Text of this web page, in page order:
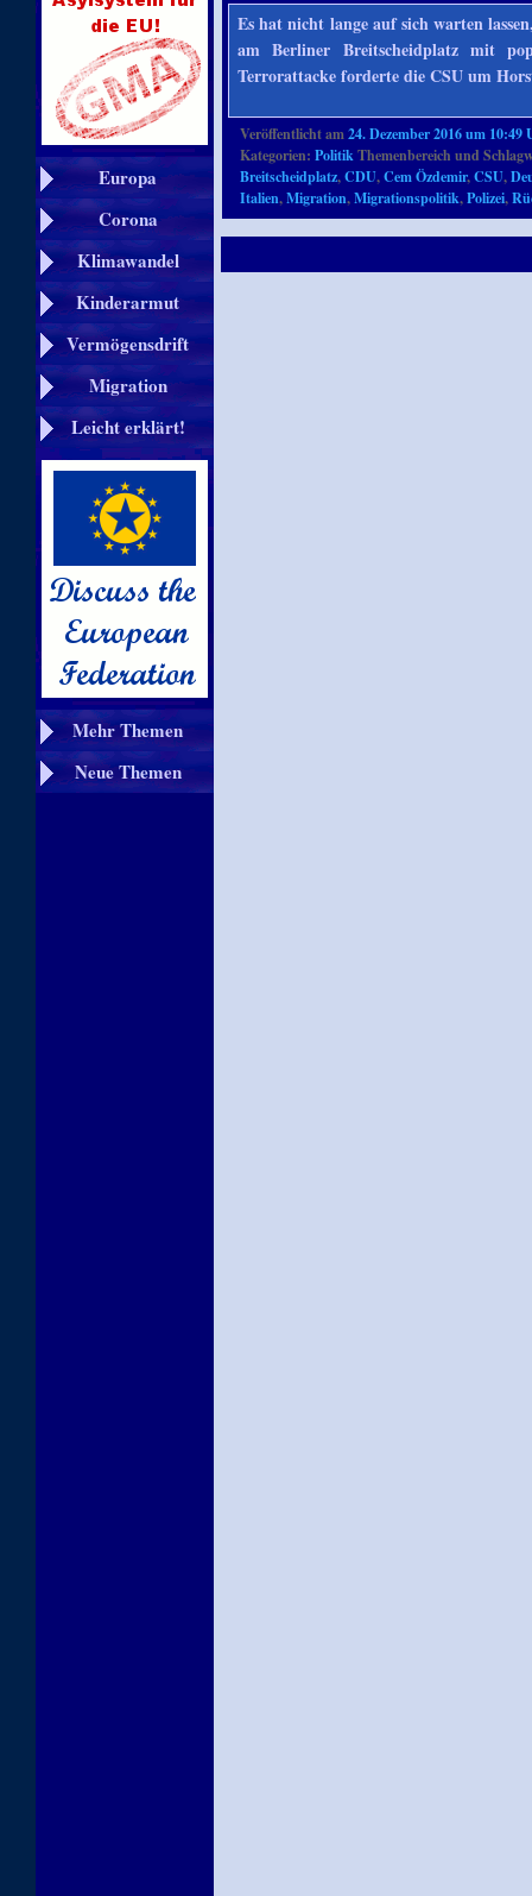
Europa
Corona
Klimawandel
Kinderarmut
Vermögensdrift
Migration
Leicht erklärt!
Mehr Themen
Neue Themen
Es hat nicht lange auf sich warten
am Berliner Breitscheidplatz mit
Terrorattacke forderte die CSU um
Veröffentlicht am24. Dezember 2016 um 10:49
Kategorien:PolitikThemenbereich und
Breitscheidplatz,CDU,Cem Özdemir,CSU,
Italien,Migration,Migrationspolitik,Polizei,